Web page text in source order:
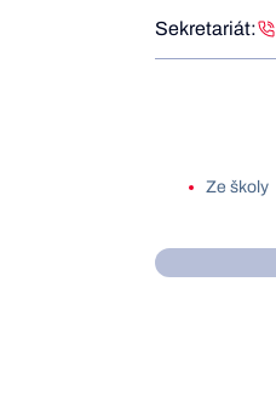
Sekretariát:
Ze školy